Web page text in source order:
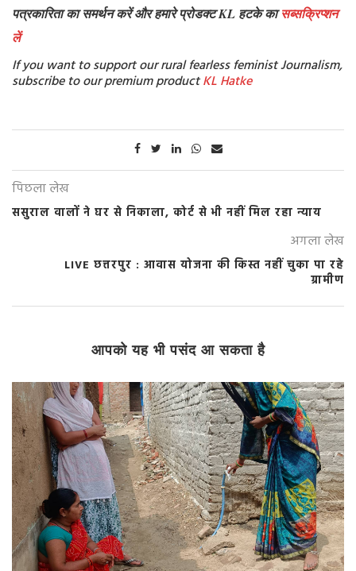
पत्रकारिता का समर्थन करें और हमारे प्रोडक्ट KL हटके कासब्सक्रिप्शन
लें
If you want to support our rural fearless feminist Journalism,
subscribe to our premium productKL Hatke
पिछला लेख
ससुराल वालों ने घर से निकाला, कोर्ट से भी नहीं मिल रहा न्याय
अगला लेख
LIVE छत्तरपुर : आवास योजना की किस्त नहीं चुका पा रहे
ग्रामीण
आपको यह भी पसंद आ सकता है